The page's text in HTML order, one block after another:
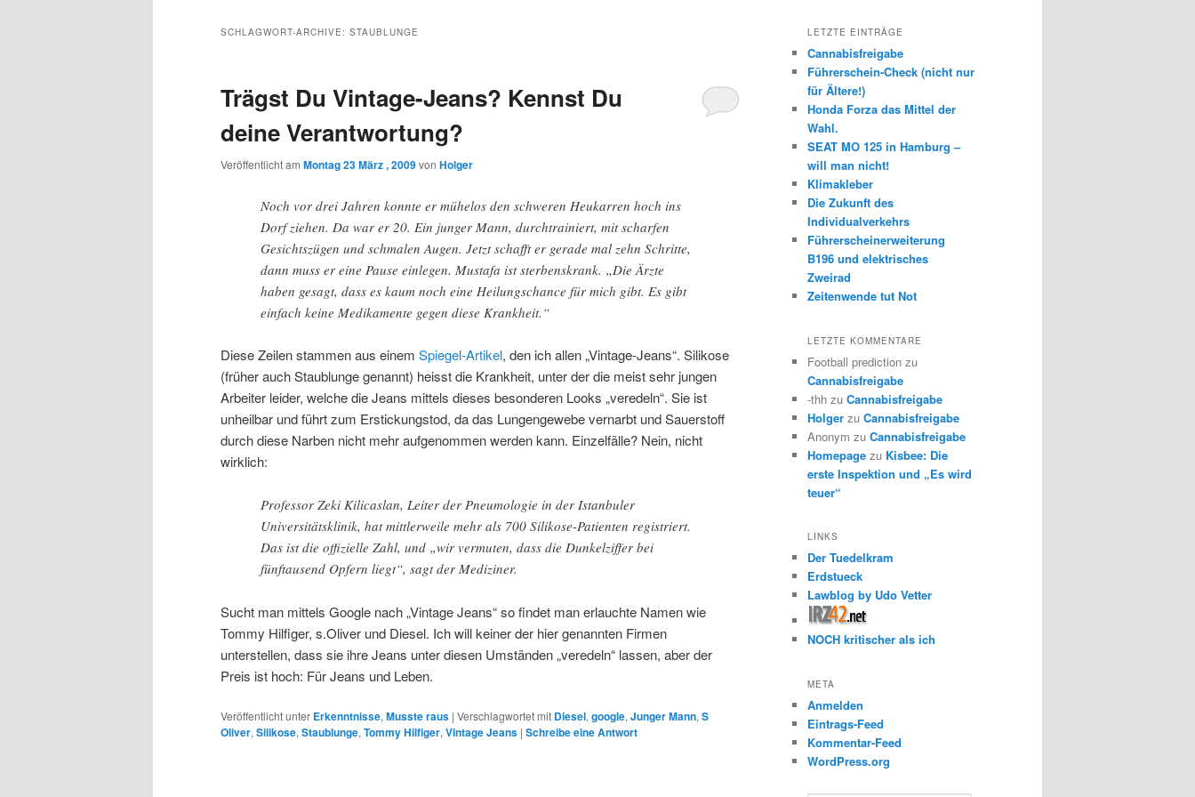
wechseln
SCHLAGWORT-ARCHIVE: STAUBLUNGE
Trägst Du Vintage-Jeans? Kennst Du
deine Verantwortung?
Veröffentlicht am Montag 23 März , 2009von Holger
Noch vor drei Jahren konnte er mühelos den schweren Heukarren hoch ins
Dorf ziehen. Da war er 20. Ein junger Mann, durchtrainiert, mit scharfen
Gesichtszügen und schmalen Augen. Jetzt schafft er gerade mal zehn Schritte,
dann muss er eine Pause einlegen. Mustafa ist sterbenskrank. „Die Ärzte
haben gesagt, dass es kaum noch eine Heilungschance für mich gibt. Es gibt
einfach keine Medikamente gegen diese Krankheit.“
Diese Zeilen stammen aus einem Spiegel-Artikel, den ich allen „Vintage-Jeans“. Silikose
(früher auch Staublunge genannt) heisst die Krankheit, unter der die meist sehr jungen
Arbeiter leider, welche die Jeans mittels dieses besonderen Looks „veredeln“. Sie ist
unheilbar und führt zum Erstickungstod, da das Lungengewebe vernarbt und Sauerstoff
durch diese Narben nicht mehr aufgenommen werden kann. Einzelfälle? Nein, nicht
wirklich:
Professor Zeki Kilicaslan, Leiter der Pneumologie in der Istanbuler
Universitätsklinik, hat mittlerweile mehr als 700 Silikose-Patienten registriert.
Das ist die offizielle Zahl, und „wir vermuten, dass die Dunkelziffer bei
fünftausend Opfern liegt“, sagt der Mediziner.
Sucht man mittels Google nach „Vintage Jeans“ so findet man erlauchte Namen wie
Tommy Hilfiger, s.Oliver und Diesel. Ich will keiner der hier genannten Firmen
unterstellen, dass sie ihre Jeans unter diesen Umständen „veredeln“ lassen, aber der
Preis ist hoch: Für Jeans und Leben.
Veröffentlicht unter Erkenntnisse, Musste raus | Verschlagwortet mit Diesel, google, Junger Mann, S
Oliver, Silikose, Staublunge, Tommy Hilfiger, Vintage Jeans | Schreibe eine Antwort
LETZTE EINTRÄGE
Cannabisfreigabe
Führerschein-Check (nicht nur
für Ältere!)
Honda Forza das Mittel der
Wahl.
SEAT MO 125 in Hamburg –
will man nicht!
Klimakleber
Die Zukunft des
Individualverkehrs
Führerscheinerweiterung
B196 und elektrisches
Zweirad
Zeitenwende tut Not
LETZTE KOMMENTARE
Football prediction zu
Cannabisfreigabe
-thh zu Cannabisfreigabe
Holger zu Cannabisfreigabe
Anonym zu Cannabisfreigabe
Homepage zu Kisbee: Die
erste Inspektion und „Es wird
teuer“
LINKS
Der Tuedelkram
Erdstueck
Lawblog by Udo Vetter
NOCH kritischer als ich
META
Anmelden
Eintrags-Feed
Kommentar-Feed
WordPress.org